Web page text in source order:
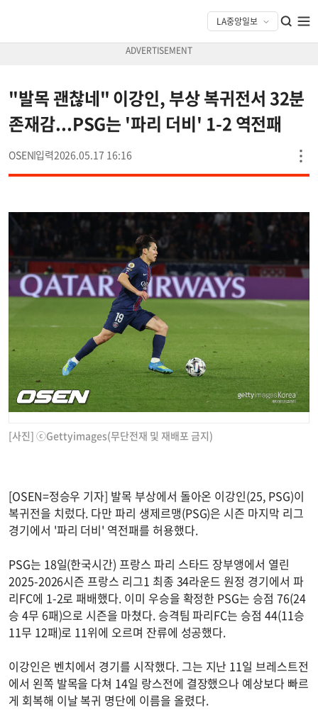
"발목 괜찮네" 이강인, 부상 복귀전서 32분
존재감...PSG는 '파리 더비' 1-2 역전패
OSEN 2026.05.17 16:16
[사진] ⓒGettyimages(무단전재 및 재배포 금지)
[OSEN=정승우 기자] 발목 부상에서 돌아온 이강인(25, PSG)이
복귀전을 치렀다. 다만 파리 생제르맹(PSG)은 시즌 마지막 리그
경기에서 '파리 더비' 역전패를 허용했다.
PSG는 18일(한국시간) 프랑스 파리 스타드 장부앵에서 열린
2025-2026시즌 프랑스 리그1 최종 34라운드 원정 경기에서 파
리FC에 1-2로 패배했다. 이미 우승을 확정한 PSG는 승점 76(24
승 4무 6패)으로 시즌을 마쳤다. 승격팀 파리FC는 승점 44(11승
11무 12패)로 11위에 오르며 잔류에 성공했다.
이강인은 벤치에서 경기를 시작했다. 그는 지난 11일 브레스트전
에서 왼쪽 발목을 다쳐 14일 랑스전에 결장했으나 예상보다 빠르
게 회복해 이날 복귀 명단에 이름을 올렸다.